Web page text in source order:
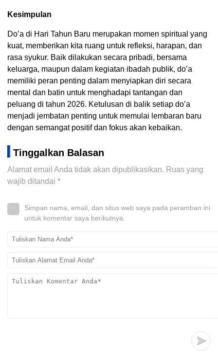
Kesimpulan
Do’a di Hari Tahun Baru merupakan momen spiritual yang
kuat, memberikan kita ruang untuk refleksi, harapan, dan
rasa syukur. Baik dilakukan secara pribadi, bersama
keluarga, maupun dalam kegiatan ibadah publik, do’a
memiliki peran penting dalam menyiapkan diri secara
mental dan batin untuk menghadapi tantangan dan
peluang di tahun 2026. Ketulusan di balik setiap do’a
menjadi jembatan penting untuk memulai lembaran baru
dengan semangat positif dan fokus akan kebaikan.
Tinggalkan Balasan
Alamat email Anda tidak akan dipublikasikan. Ruas yang
wajib ditandai *
Simpan nama, email, dan situs web saya pada peramban ini
untuk komentar saya berikutnya.